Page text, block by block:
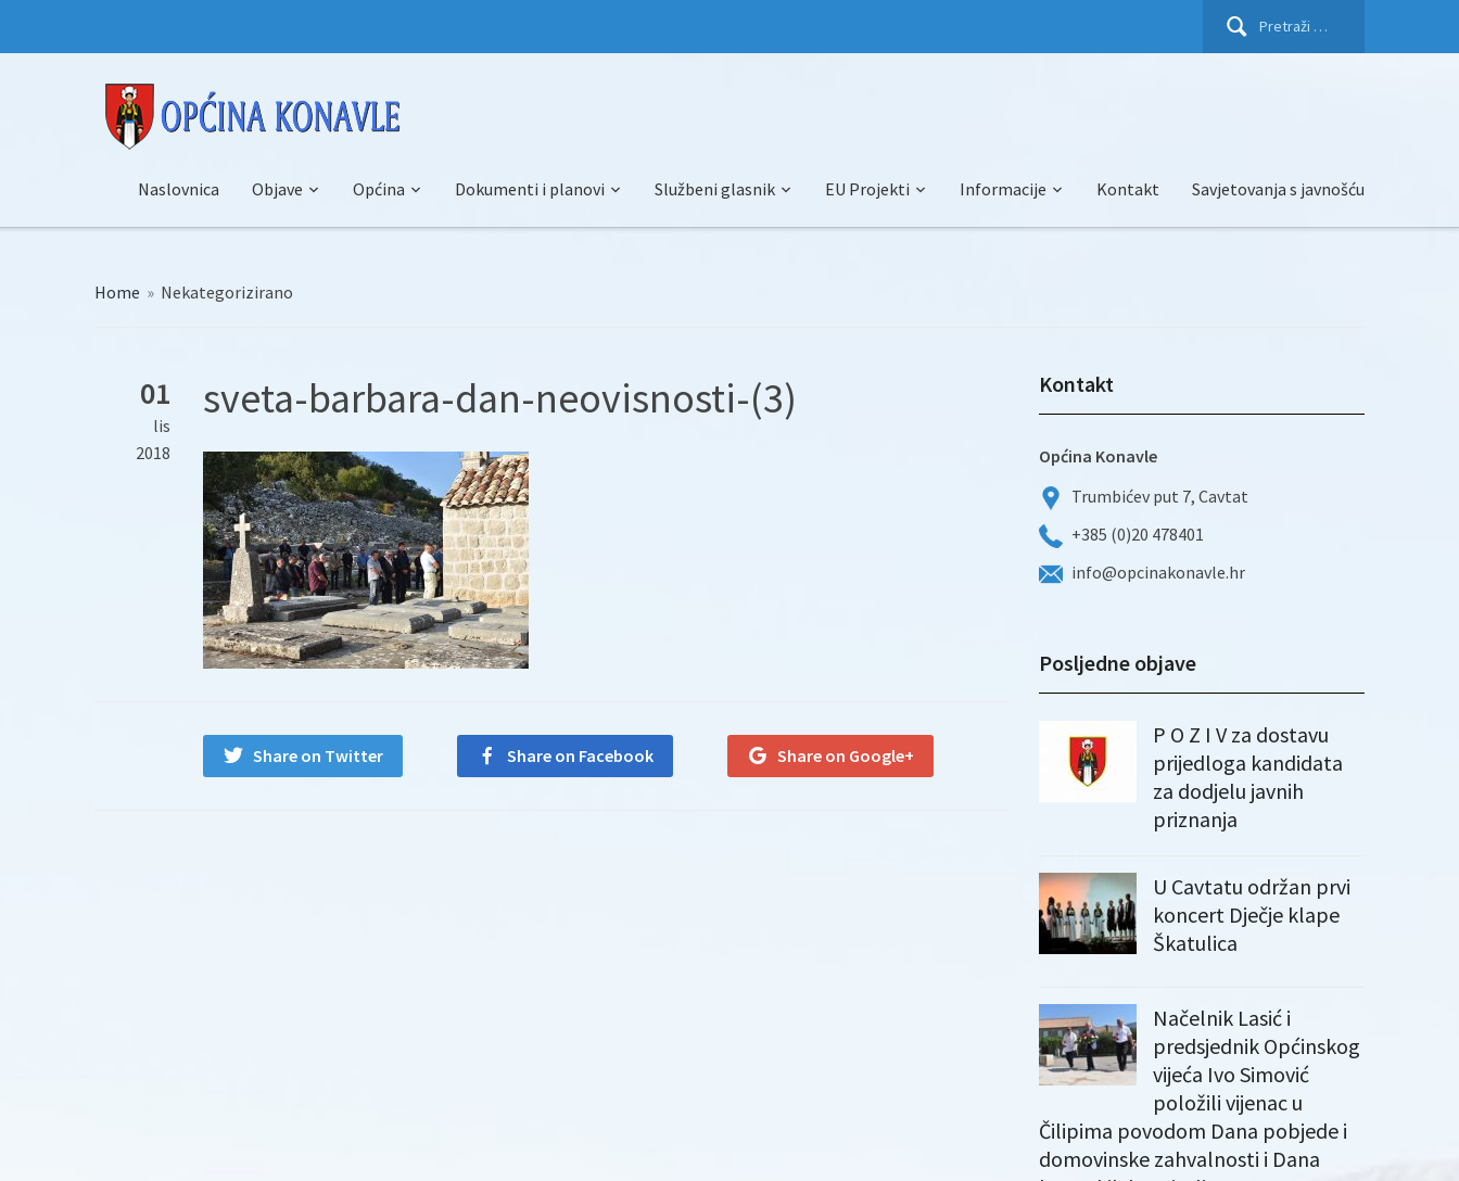
Pretraži:
Naslovnica Objave Općina Dokumenti i planovi Službeni glasnik EU Projekti Informacije Kontakt Savjetovanja s javnošću
Home » Nekategorizirano
01
lis
2018
sveta-barbara-dan-neovisnosti-(3)
Share on Twitter Share on Facebook Share on Google+
Kontakt
Općina Konavle
Trumbićev put 7, Cavtat
+385 (0)20 478401
info@opcinakonavle.hr
Posljedne objave
P O Z I V za dostavu
prijedloga kandidata
za dodjelu javnih
priznanja
U Cavtatu održan prvi
koncert Dječje klape
Škatulica
Načelnik Lasić i
predsjednik Općinskog
vijeća Ivo Simović
položili vijenac u
Čilipima povodom Dana pobjede i
domovinske zahvalnosti i Dana